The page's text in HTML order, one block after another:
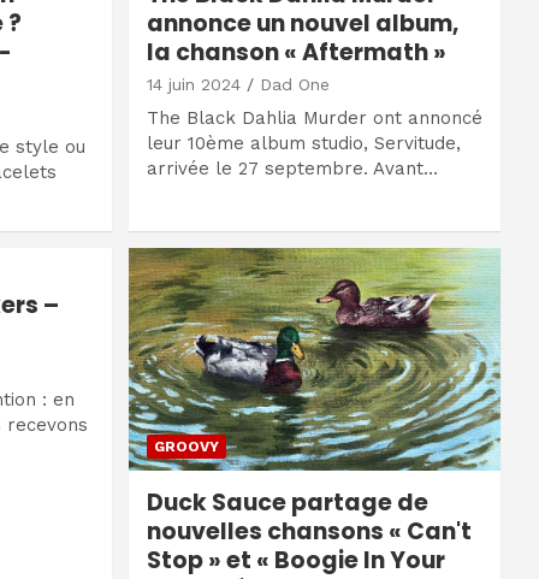
style ou
annonce un nouvel album,
la chanson « Aftermath »
14 juin 2024 Dad One
The Black Dahlia Murder ont annoncé
leur 10ème album studio, Servitude,
arrivée le 27 septembre. Avant…
–
: en
recevons
GROOVY
Duck Sauce partage de
nouvelles chansons « Can't
Stop » et « Boogie In Your